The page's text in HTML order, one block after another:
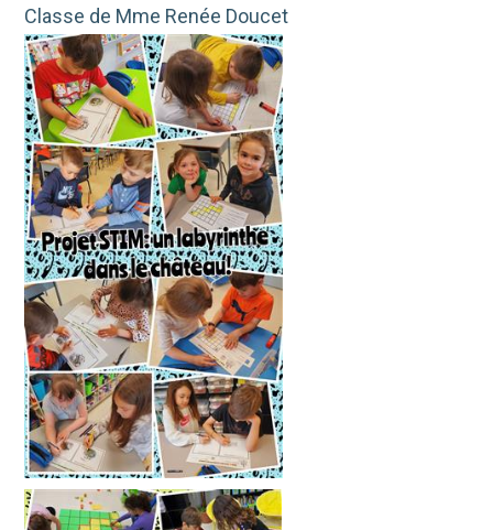
Classe de Mme Renée Doucet